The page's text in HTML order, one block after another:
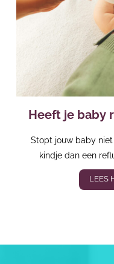
Heeft je baby
Stopt jouw baby
kindje dan een
LEES